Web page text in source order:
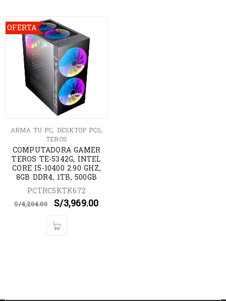
OFERTA
ARMA TU PC, DESKTOP PCS,
TEROS
COMPUTADORA GAMER
TEROS TE-5342G, INTEL
CORE I5-10400 2.90 GHZ,
8GB DDR4, 1TB, 500GB
PCTRC5KTK672
S/4,204.00 S/3,969.00